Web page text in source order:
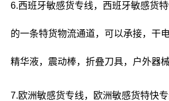
6.西班牙敏感货专线，西班牙敏感货
的一条特货物流通道，可以承接，干
精华液，震动棒，折叠刀具，户外器械
7.欧洲敏感货专线，欧洲敏感货特快